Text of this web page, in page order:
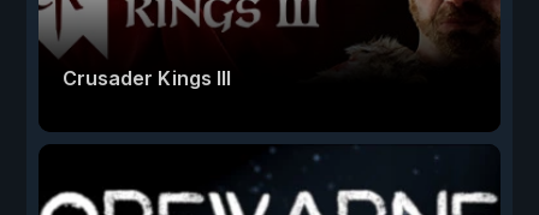
Crusader Kings III